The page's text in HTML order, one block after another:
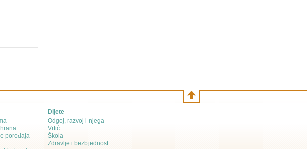
porođaja
Dijete
Odgoj, razvoj i njega
Vrtić
Škola
Zdravlje i bezbjednost